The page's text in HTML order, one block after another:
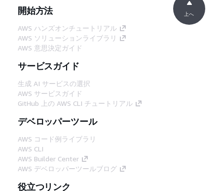
開始方法
AWS ハンズオンチュートリアル
AWS ソリューションライブラリ
AWS 意思決定ガイド
サービスガイド
生成 AI サービスの選択
AWS サービスガイド
GitHub 上の AWS CLI チュートリアル
デベロッパーツール
AWS コード例ライブラリ
AWS CLI
AWS Builder Center
AWS デベロッパーツールブログ
役立つリンク
上へ